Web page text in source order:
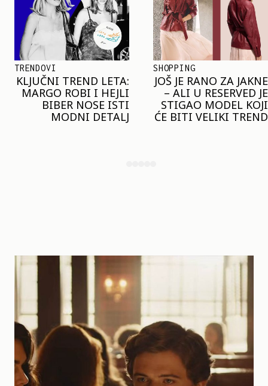
SHOPPING
JOŠ JE RANO ZA JAKNE
– ALI U RESERVED JE
STIGAO MODEL KOJI
ĆE BITI VELIKI TREND
TRENDOVI
NAJVEĆI MIKRO-
TREND SEZONE VAS
POZIVA DA SPOJITE
NESPOJIVO